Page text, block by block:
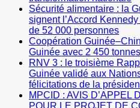
Sécurité alimentaire : la
signent l’Accord
de 52 000 personnes
Coopération
Guinée avec 2 450
RNV 3 : le troisième
Guinée validé aux
félicitations de la
MPCID : AVIS D’APPEL
POUR LE PROJET DE